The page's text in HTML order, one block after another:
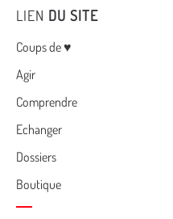
LIEN DU SITE
Menu
Coups de ♥
Agir
Comprendre
Echanger
Dossiers
Boutique